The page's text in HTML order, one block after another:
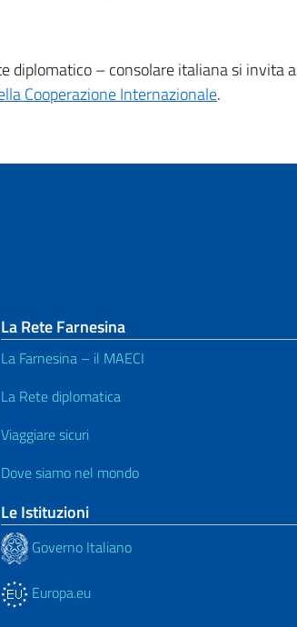
diplomatico – consolare italiana si invita a
Cooperazione Internazionale.
La Rete Farnesina
La Farnesina – il MAECI
La Rete diplomatica
Viaggiare sicuri
Dove siamo nel mondo
Le Istituzioni
Governo Italiano
Europa.eu